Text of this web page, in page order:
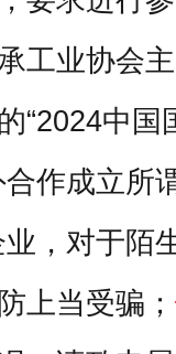
工业协会
“2024中国
作成立所
，对于陌
上当受骗；